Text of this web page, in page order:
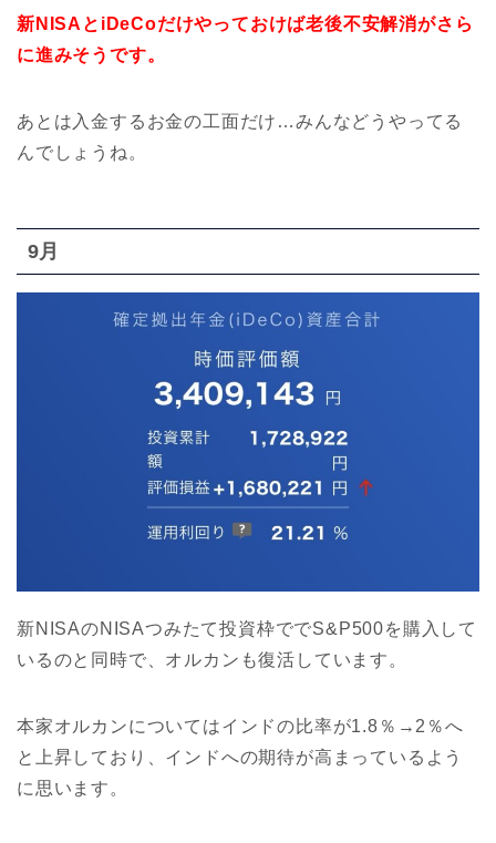
新NISAとiDeCoだけやっておけば老後不安解消がさら
に進みそうです。
あとは入金するお金の工面だけ…みんなどうやってる
んでしょうね。
9月
新NISAのNISAつみたて投資枠ででS&P500を購入して
いるのと同時で、オルカンも復活しています。
本家オルカンについてはインドの比率が1.8％→2％へ
と上昇しており、インドへの期待が高まっているよう
に思います。